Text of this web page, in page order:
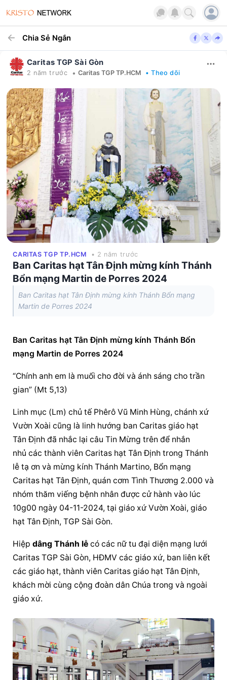
Chia Sẻ Ngắn
Caritas TGP Sài Gòn
2 năm trước • Caritas TGP TP.HCM • Theo dõi
CARITAS TGP TP.HCM • 2 năm trước
Ban Caritas hạt Tân Định mừng kính Thánh
Bổn mạng Martin de Porres 2024
Ban Caritas hạt Tân Định mừng kính Thánh Bổn mạng
Martin de Porres 2024
Ban Caritas hạt Tân Định mừng kính Thánh Bổn
mạng Martin de Porres 2024
“Chính anh em là muối cho đời và ánh sáng cho trần
gian” (Mt 5,13)
Linh mục (Lm) chủ tế Phêrô Vũ Minh Hùng, chánh xứ
Vườn Xoài cũng là linh hướng ban Caritas giáo hạt
Tân Định đã nhắc lại câu Tin Mừng trên để nhắn
nhủ các thành viên Caritas hạt Tân Định trong Thánh
lễ tạ ơn và mừng kính Thánh Martino, Bổn mạng
Caritas hạt Tân Định, quán cơm Tình Thương 2.000 và
nhóm thăm viếng bệnh nhân được cử hành vào lúc
10g00 ngày 04-11-2024, tại giáo xứ Vườn Xoài, giáo
hạt Tân Định, TGP Sài Gòn.
Hiệp dâng Thánh lễ có các nữ tu đại diện mạng lưới
Caritas TGP Sài Gòn, HĐMV các giáo xứ, ban liên kết
các giáo hạt, thành viên Caritas giáo hạt Tân Định,
khách mời cùng cộng đoàn dân Chúa trong và ngoài
giáo xứ.